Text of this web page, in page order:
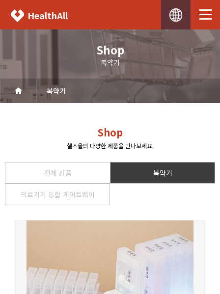
HealthAll
복약기
Shop
복약기
Shop
헬스올의 다양한 제품을 만나보세요.
전체 상품 복약기
의료기기 통합 게이트웨이